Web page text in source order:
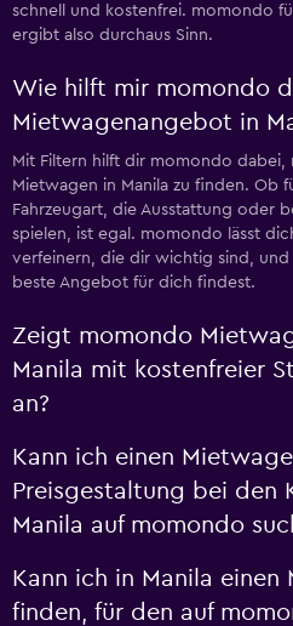
schnell und kostenfrei. momondo
ergibt also durchaus Sinn.
Wie hilft mir momondo
Mietwagenangebot in
Mit Filtern hilft dir momondo
Mietwagen in Manila zu finden. Ob
Fahrzeugart, die Ausstattung oder
spielen, ist egal. momondo lässt
verfeinern, die dir wichtig sind,
beste Angebot für dich findest.
Zeigt momondo
Manila mit kostenfreier
an?
Kann ich einen
Preisgestaltung bei den
Manila auf momondo
Kann ich in Manila einen
finden, für den auf